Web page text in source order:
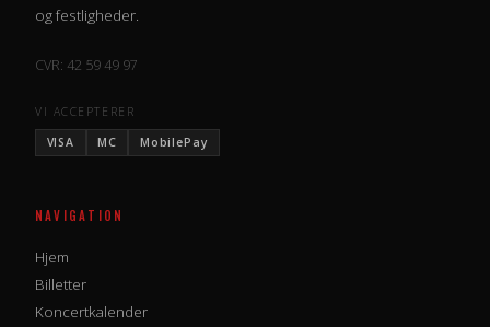
og festligheder.
CVR: 42 59 49 97
VI ACCEPTERER
VISA MC MobilePay
NAVIGATION
Hjem
Billetter
Koncertkalender